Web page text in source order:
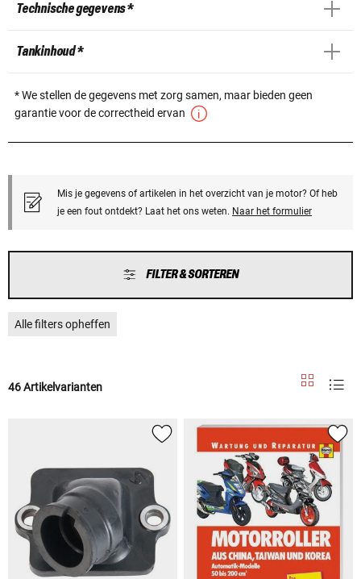
Technische gegevens *
Tankinhoud *
* We stellen de gegevens met zorg samen, maar bieden geen
garantie voor de correctheid ervan
Mis je gegevens of artikelen in het overzicht van je motor? Of heb
je een fout ontdekt? Laat het ons weten. Naar het formulier
FILTER & SORTEREN
Alle filters opheffen
46 Artikelvarianten